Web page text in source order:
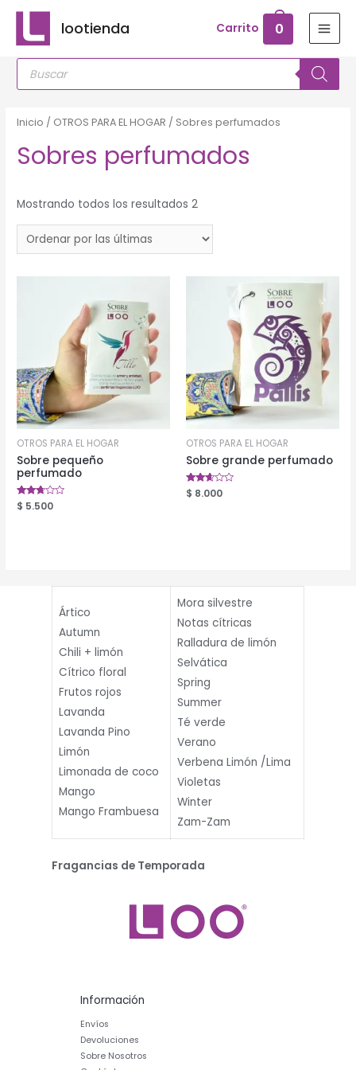
contenido
lootienda Carrito 0
Búsqueda
Inicio / OTROS PARA EL HOGAR / Sobres perfumados
Sobres perfumados
Mostrando todos los resultados 2
OTROS PARA EL HOGAR
Sobre pequeño
perfumado
Valorado
en
$ 5.500
OTROS PARA EL HOGAR
Sobre grande perfumado
Valorado
en
$ 8.000
Ártico
Autumn
Chili + limón
Cítrico floral
Frutos rojos
Lavanda
Lavanda Pino
Limón
Limonada de coco
Mango
Mango Frambuesa
Mora silvestre
Notas cítricas
Ralladura de limón
Selvática
Spring
Summer
Té verde
Verano
Verbena Limón /Lima
Violetas
Winter
Zam-Zam
Fragancias de Temporada
Información
Envíos
Devoluciones
Sobre Nosotros